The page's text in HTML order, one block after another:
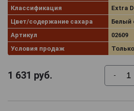
Классификация
Extra
Цвет/содержание сахара
Белый
Артикул
02609
Условия продаж
1 631 руб. -